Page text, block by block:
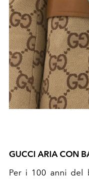
GUCCI ARIA CON
Per i 100 anni del